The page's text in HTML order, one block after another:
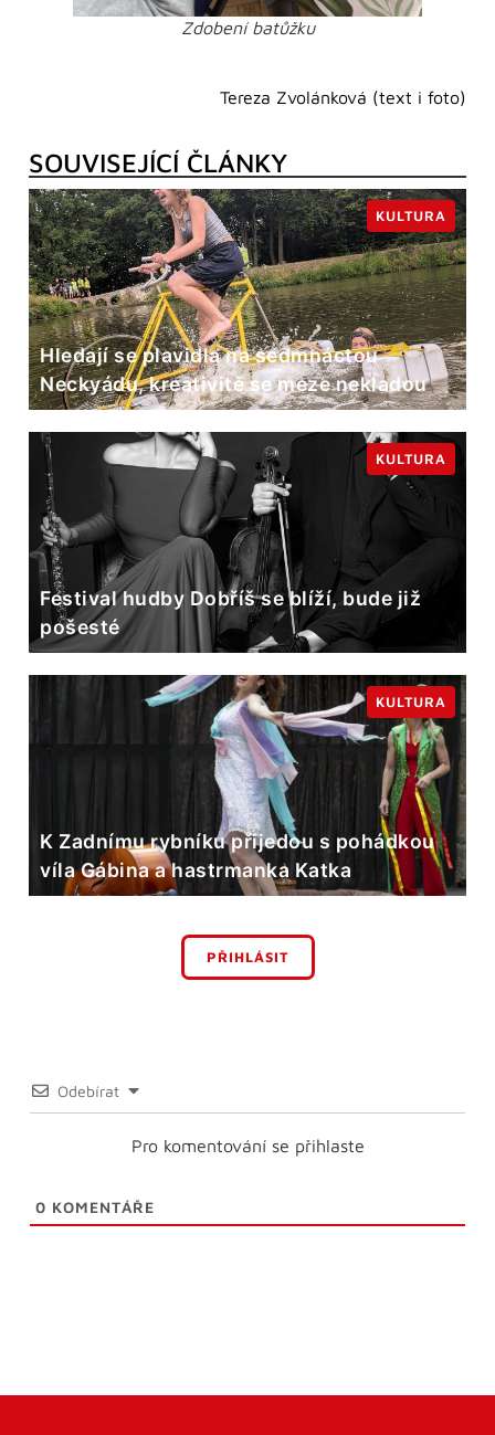
Zdobení batůžku
Tereza Zvolánková (text i foto)
SOUVISEJÍCÍ ČLÁNKY
Hledají se plavidla na sedmnáctou
Neckyádu, kreativitě se meze nekladou
KULTURA
Festival hudby Dobříš se blíží, bude již
pošesté
KULTURA
K Zadnímu rybníku přijedou s pohádkou
víla Gábina a hastrmanka Katka
KULTURA
PŘIHLÁSIT
Odebírat
Pro komentování se přihlaste
0 KOMENTÁŘE